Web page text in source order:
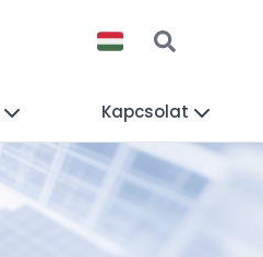
Kapcsolat